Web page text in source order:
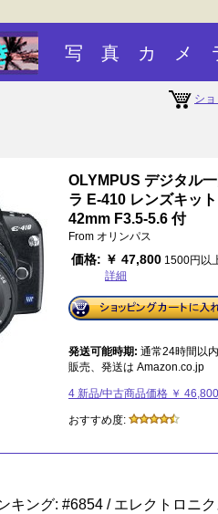
写 真 カ メ
シ
OLYMPUS デジタル
ラ E-410 レンズキッ
42mm F3.5-5.6 付
From オリンパス
価格: ￥ 47,800 1500円以
詳細
発送可能時期: 通常24時間以
販売、発送は Amazon.co.jp
4 新品/中古商品価格 ￥ 46,800
おすすめ度:
キング: #6854 / エレクトロニ